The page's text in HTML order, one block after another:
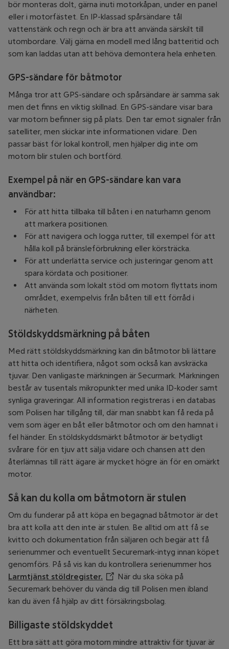
bör monteras dolt, gärna inuti motorkåpan, under en panel
eller i motorfästet. En IP-klassad spårsändare tål
vattenstänk och regn och är bra att använda särskilt till
utombordare. Välj gärna en modell med lång batteritid och
som kan laddas utan att behöva demontera hela enheten.
GPS-sändare för båtmotor
Många tror att GPS-sändare och spårsändare är samma sak
men det finns en viktig skillnad. En GPS-sändare visar bara
var motorn befinner sig på plats. Den tar emot signaler från
satelliter, men skickar inte informationen vidare. Den
passar bäst för lokal kontroll, men hjälper dig inte om
motorn blir stulen och bortförd.
Exempel på när en GPS-sändare kan vara
användbar:
För att hitta tillbaka till båten i en naturhamn genom
att markera positionen.
För att navigera och logga rutter, till exempel för att
hålla koll på bränsleförbrukning eller körsträcka.
För att underlätta service och justeringar genom att
spara kördata och positioner.
Att använda som lokalt stöd om motorn flyttats inom
området, exempelvis från båten till ett förråd i
närheten.
Stöldskyddsmärkning på båten
Med rätt stöldskyddsmärkning kan din båtmotor bli lättare
att hitta och identifiera, något som också kan avskräcka
tjuvar. Den vanligaste märkningen är Securmark. Märkningen
består av tusentals mikropunkter med unika ID-koder samt
synliga graveringar. All information registreras i en databas
som Polisen har tillgång till, där man snabbt kan få reda på
vem som äger en båt eller båtmotor och om den hamnat i
fel händer. En stöldskyddsmärkt båtmotor är betydligt
svårare för en tjuv att sälja vidare och chansen att den
återlämnas till rätt ägare är mycket högre än för en omärkt
motor.
Så kan du kolla om båtmotorn är stulen
Om du funderar på att köpa en begagnad båtmotor är det
bra att kolla att den inte är stulen. Be alltid om att få se
kvitto och dokumentation från säljaren och begär att få
serienummer och eventuellt Securemark-intyg innan köpet
genomförs. På så vis kan du kontrollera serienummer hos
Larmtjänst stöldregister. Öppnar annan webbplats
När du ska söka på
Securemark behöver du vända dig till Polisen men ibland
kan du även få hjälp av ditt försäkringsbolag.
Billigaste stöldskyddet
Ett bra sätt att göra motorn mindre attraktiv för tjuvar är